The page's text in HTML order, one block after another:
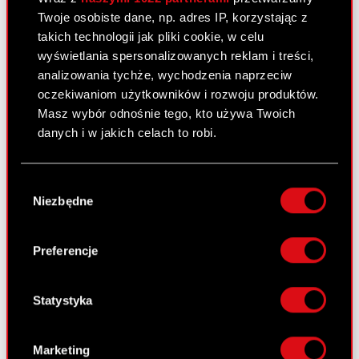
Twoje osobiste dane, np. adres IP, korzystając z
takich technologii jak pliki cookie, w celu
wyświetlania spersonalizowanych reklam i treści,
analizowania tychże, wychodzenia naprzeciw
oczekiwaniom użytkowników i rozwoju produktów.
Masz wybór odnośnie tego, kto używa Twoich
danych i w jakich celach to robi.
lokalizacji geograficznej z dokładnością nawet
Identyfikować Twoje urządzenie, aktywnie
analizując charakteryzującego je zbiory
palca)
osobiste dane są przetwarzane oraz ustaw własne
zgody
Niezbędne
Preferencje
Statystyka
Marketing
PDF
Projekty uchwał Zwyczajnego Walnego
Zgromadzenia Akcjonariuszy
PDF Pobierz załącznik
PDF
Ogłoszenie o zwołaniu Zwyczajnego
31 maja 2011
uchwały w przedmiocie skierowania do